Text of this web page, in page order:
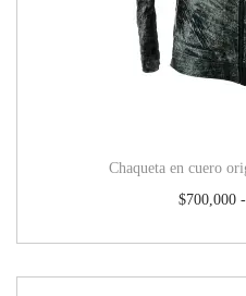
Chaqueta en cuero
$700,000 -